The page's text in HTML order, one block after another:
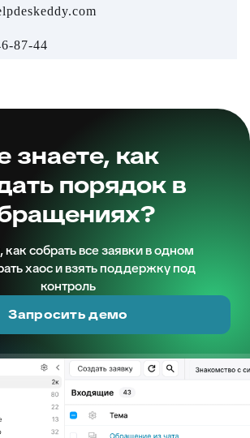
87-44
знаете, как
порядок в
собрать все заявки в одном
хаос и взять поддержку под
контроль
Запросить демо